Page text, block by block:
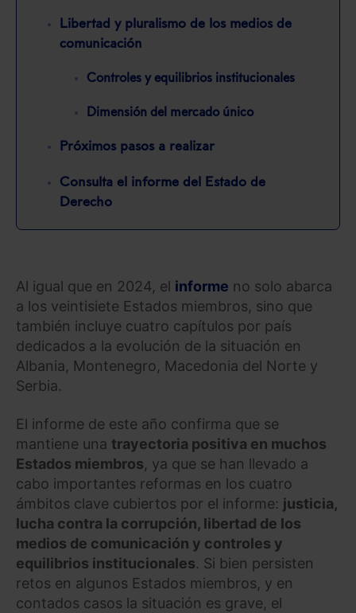
Libertad y pluralismo de los medios de
comunicación
Controles y equilibrios institucionales
Dimensión del mercado único
Próximos pasos a realizar
Consulta el informe del Estado de
Derecho
Al igual que en 2024, el informe no solo abarca
a los veintisiete Estados miembros, sino que
también incluye cuatro capítulos por país
dedicados a la evolución de la situación en
Albania, Montenegro, Macedonia del Norte y
Serbia.
El informe de este año confirma que se
mantiene una trayectoria positiva en muchos
Estados miembros, ya que se han llevado a
cabo importantes reformas en los cuatro
ámbitos clave cubiertos por el informe: justicia,
lucha contra la corrupción, libertad de los
medios de comunicación y controles y
equilibrios institucionales. Si bien persisten
retos en algunos Estados miembros, y en
contados casos la situación es grave, el